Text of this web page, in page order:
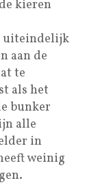
kieren
uiteindelijk
aan de
te
als het
bunker
alle
in
weinig